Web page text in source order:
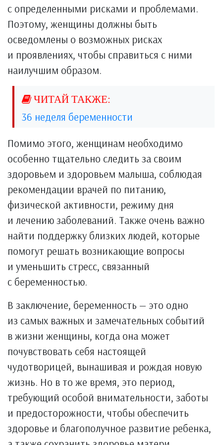
с определенными рисками и проблемами.
Поэтому, женщины должны быть
осведомлены о возможных рисках
и проявлениях, чтобы справиться с ними
наилучшим образом.
36 неделя беременности
Помимо этого, женщинам необходимо
особенно тщательно следить за своим
здоровьем и здоровьем малыша, соблюдая
рекомендации врачей по питанию,
физической активности, режиму дня
и лечению заболеваний. Также очень важно
найти поддержку близких людей, которые
помогут решать возникающие вопросы
и уменьшить стресс, связанный
с беременностью.
В заключение, беременность — это одно
из самых важных и замечательных событий
в жизни женщины, когда она может
почувствовать себя настоящей
чудотворицей, вынашивая и рождая новую
жизнь. Но в то же время, это период,
требующий особой внимательности, заботы
и предосторожности, чтобы обеспечить
здоровье и благополучное развитие ребенка,